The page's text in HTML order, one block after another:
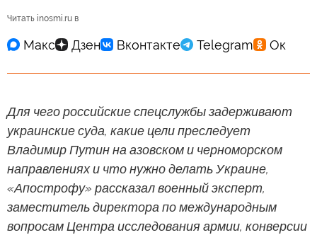
Читать inosmi.ru в
Для чего российские спецслужбы задерживают
украинские суда, какие цели преследует
Владимир Путин на азовском и черноморском
направлениях и что нужно делать Украине,
«Апострофу» рассказал военный эксперт,
заместитель директора по международным
вопросам Центра исследования армии, конверсии